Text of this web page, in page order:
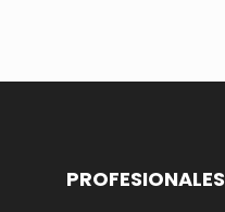
PROFESIONALES